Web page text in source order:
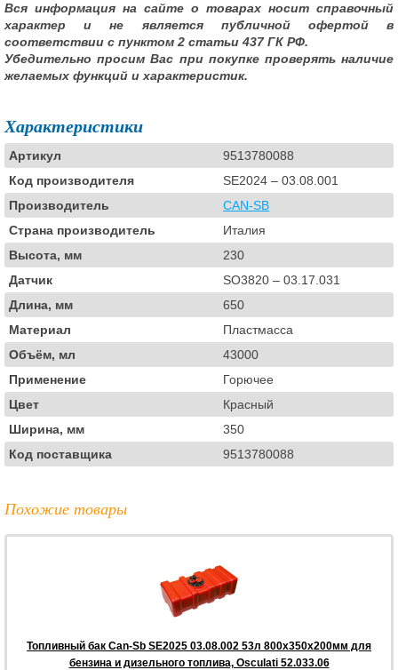
Вся информация на сайте о товарах носит справочный
характер и не является публичной офертой в
соответствии с пунктом 2 статьи 437 ГК РФ.
Убедительно просим Вас при покупке проверять наличие
желаемых функций и характеристик.
Характеристики
Артикул
9513780088
Код производителя
SE2024 – 03.08.001
Производитель
CAN-SB
Страна производитель
Италия
Высота, мм
230
Датчик
SO3820 – 03.17.031
Длина, мм
650
Материал
Пластмасса
Объём, мл
43000
Применение
Горючее
Цвет
Красный
Ширина, мм
350
Код поставщика
9513780088
Похожие товары
Топливный бак Can-Sb SE2025 03.08.002 53л 800x350x200мм для
бензина и дизельного топлива, Osculati 52.033.06